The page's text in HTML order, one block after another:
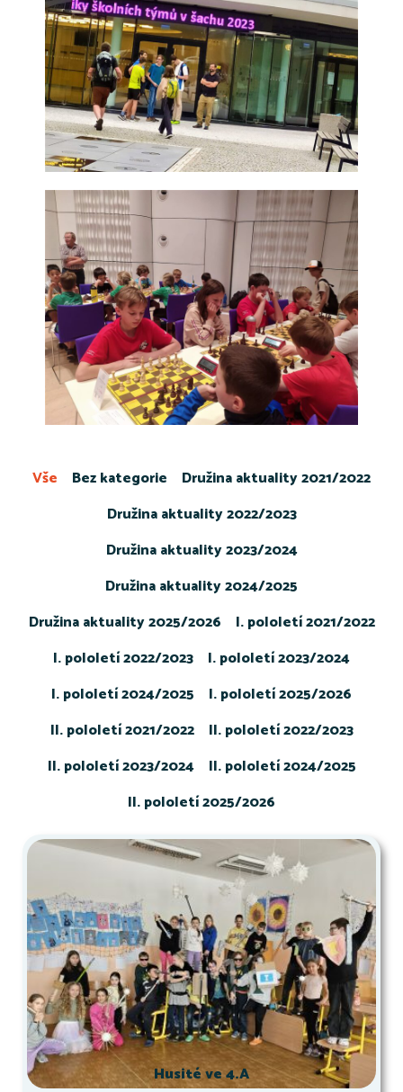
Bez kategorie
Družina aktuality 2021/2022
Družina aktuality 2022/2023
Družina aktuality 2023/2024
Družina aktuality 2024/2025
Družina aktuality 2025/2026
I. pololetí 2021/2022
I. pololetí 2022/2023
I. pololetí 2023/2024
I. pololetí 2024/2025
I. pololetí 2025/2026
II. pololetí 2021/2022
II. pololetí 2022/2023
II. pololetí 2023/2024
II. pololetí 2024/2025
II. pololetí 2025/2026
Vše
Husité ve 4.A